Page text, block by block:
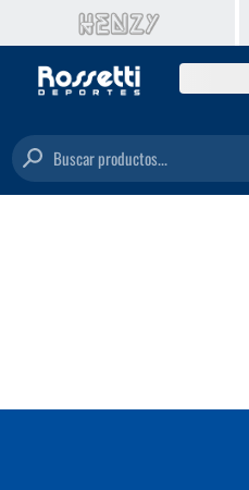
Buscar productos...